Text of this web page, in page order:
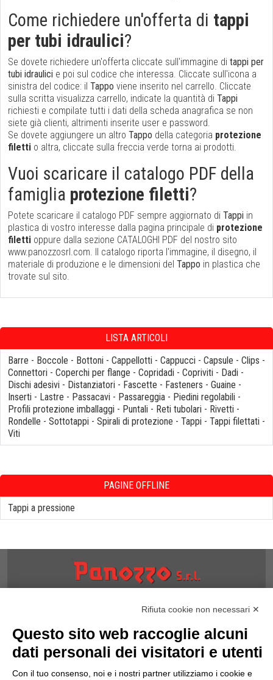
Come richiedere un'offerta di tappi
per tubi idraulici?
Se dovete richiedere un'offerta cliccate sull'immagine di tappi per
tubi idraulici e poi sul codice che interessa. Cliccate sull'icona a
sinistra del codice: il Tappo viene inserito nel carrello. Cliccate
sulla scritta visualizza carrello, indicate la quantità di Tappi
richiesti e compilate tutti i dati della scheda anagrafica se non
siete già clienti, altrimenti inserite user e password.
Se dovete aggiungere un altro Tappo della categoria protezione
filetti o altra, cliccate sulla freccia verde torna ai prodotti.
Vuoi scaricare il catalogo PDF della
famiglia protezione filetti?
Potete scaricare il catalogo PDF sempre aggiornato di Tappi in
plastica di vostro interesse dalla pagina principale di protezione
filetti oppure dalla sezione CATALOGHI PDF del nostro sito
www.panozzosrl.com. Il catalogo riporta l'immagine, il disegno, il
materiale di produzione e le dimensioni del Tappo in plastica che
trovate sul sito.
LISTA ARTICOLI
Barre - Boccole - Bottoni - Cappellotti - Cappucci - Capsule - Clips -
Connettori - Coperchi per flange - Copridadi - Copriviti - Dadi -
Dischi adesivi - Distanziatori - Fascette - Fasteners - Guaine -
Inserti - Lastre - Passacavi - Passareggia - Piedini regolabili -
Profili protezione imballaggi - Puntali - Reti tubolari - Rivetti -
Rondelle - Sottotappi - Spirali di protezione - Tappi - Tappi filettati -
Viti
PAGINE OFFLINE
Tappi a pressione
Informativa Cookies
termini & Condizioni
Politica della Qualità
Rifiuta cookie non necessari ✕
Questo sito web raccoglie alcuni
dati personali dei visitatori e utenti
Con il tuo consenso, noi e i nostri partner utilizziamo i cookie e